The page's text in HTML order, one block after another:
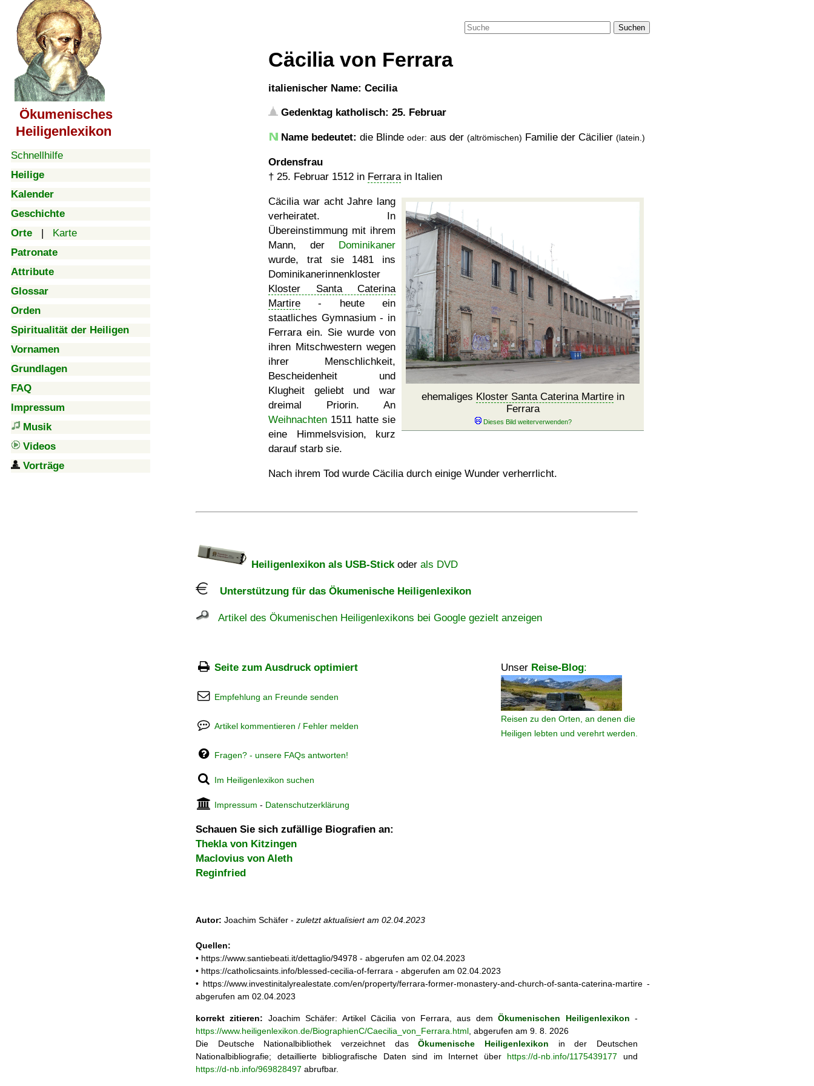
Ökumenisches
Heiligenlexikon
Schnellhilfe
Heilige
Kalender
Geschichte
Orte | Karte
Patronate
Attribute
Glossar
Orden
Spiritualität der Heiligen
Vornamen
Grundlagen
FAQ
Impressum
Musik
Videos
Vorträge
Suchen
Cäcilia von Ferrara
italienischer Name: Cecilia
Gedenktag katholisch: 25. Februar
Name bedeutet: die Blinde oder: aus der (altrömischen) Familie der Cäcilier (latein.)
Ordensfrau
† 25. Februar 1512 in Ferrarain Italien
ehemaliges Kloster Santa Caterina Martirein
Ferrara
Cäcilia war acht Jahre lang
verheiratet. In
Übereinstimmung mit ihrem
Mann, der Dominikaner
wurde, trat sie 1481 ins
Dominikanerinnenkloster
Kloster Santa Caterina
Martire - heute ein
staatliches Gymnasium - in
Ferrara ein. Sie wurde von
ihren Mitschwestern wegen
ihrer Menschlichkeit,
Bescheidenheit und
Klugheit geliebt und war
dreimal Priorin. An
Weihnachten 1511 hatte sie
eine Himmelsvision, kurz
darauf starb sie.
Nach ihrem Tod wurde Cäcilia durch einige Wunder verherrlicht.
Heiligenlexikon als USB-Stickoder als DVD
Unterstützung für das Ökumenische Heiligenlexikon
Artikel des Ökumenischen Heiligenlexikons bei Google gezielt anzeigen
Seite zum Ausdruck optimiert Unser Reise-Blog:
Reisen zu den Orten, an denen die
Heiligen lebten und verehrt werden.
Empfehlung an Freunde senden
Artikel kommentieren / Fehler melden
Fragen? - unsere FAQs antworten!
Im Heiligenlexikon suchen
Impressum - Datenschutzerklärung
Schauen Sie sich zufällige Biografien an:
Thekla von Kitzingen
Maclovius von Aleth
Reginfried
Autor: Joachim Schäfer - zuletzt aktualisiert am 02.04.2023
Quellen:
• https://www.santiebeati.it/dettaglio/94978 - abgerufen am 02.04.2023
• https://catholicsaints.info/blessed-cecilia-of-ferrara - abgerufen am 02.04.2023
• https://www.investinitalyrealestate.com/en/property/ferrara-former-monastery-and-church-of-santa-caterina-martire -
abgerufen am 02.04.2023
korrekt zitieren: Joachim Schäfer: ArtikelCäcilia von Ferrara, aus demÖkumenischen Heiligenlexikon -
https://www.heiligenlexikon.de/BiographienC/Caecilia_von_Ferrara.html , abgerufen am 9. 8. 2026
Die Deutsche Nationalbibliothek verzeichnet dasÖkumenische Heiligenlexikon in der Deutschen
Nationalbibliografie; detaillierte bibliografische Daten sind im Internet über https://d-nb.info/1175439177 und
https://d-nb.info/969828497 abrufbar.